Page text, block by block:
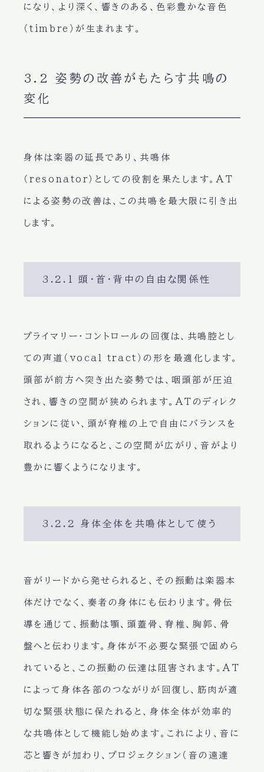
になり、より深く、響きのある、色彩豊かな音色
（timbre）が生まれます。
3.2 姿勢の改善がもたらす共鳴の
変化
身体は楽器の延長であり、共鳴体
（resonator）としての役割を果たします。AT
による姿勢の改善は、この共鳴を最大限に引き出
します。
3.2.1 頭・首・背中の自由な関係性
プライマリー・コントロールの回復は、共鳴腔とし
ての声道（vocal tract）の形を最適化します。
頭部が前方へ突き出た姿勢では、咽頭部が圧迫
され、響きの空間が狭められます。ATのディレク
ションに従い、頭が脊椎の上で自由にバランスを
取れるようになると、この空間が広がり、音がより
豊かに響くようになります。
3.2.2 身体全体を共鳴体として使う
音がリードから発せられると、その振動は楽器本
体だけでなく、奏者の身体にも伝わります。骨伝
導を通じて、振動は顎、頭蓋骨、脊椎、胸郭、骨
盤へと伝わります。身体が不必要な緊張で固めら
れていると、この振動の伝達は阻害されます。AT
によって身体各部のつながりが回復し、筋肉が適
切な緊張状態に保たれると、身体全体が効率的
な共鳴体として機能し始めます。これにより、音に
芯と響きが加わり、プロジェクション（音の遠達